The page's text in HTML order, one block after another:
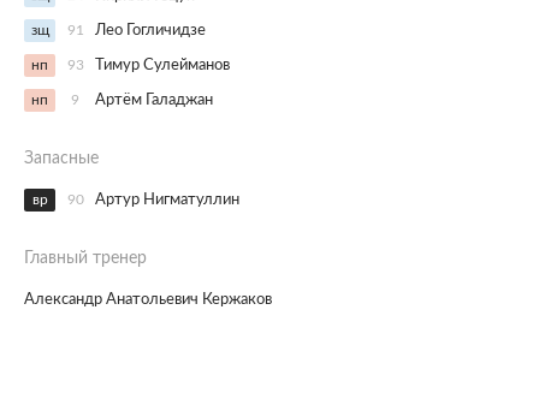
зщ 91 Лео Гогличидзе
нп 93 Тимур Сулейманов
нп 9 Артём Галаджан
Запасные
вр 90 Артур Нигматуллин
Главный тренер
Александр Анатольевич Кержаков